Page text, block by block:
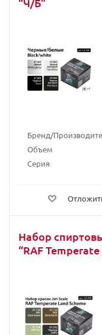
Бренд/
Объем
Серия
Набор
“RAF